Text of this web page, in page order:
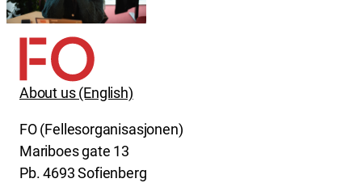
About us (English)
FO (Fellesorganisasjonen)
Mariboes gate 13
Pb. 4693 Sofienberg